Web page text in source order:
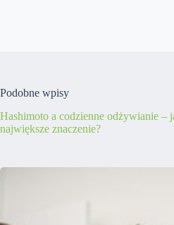
Podobne wpisy
Hashimoto a codzienne odżywianie –
największe znaczenie?